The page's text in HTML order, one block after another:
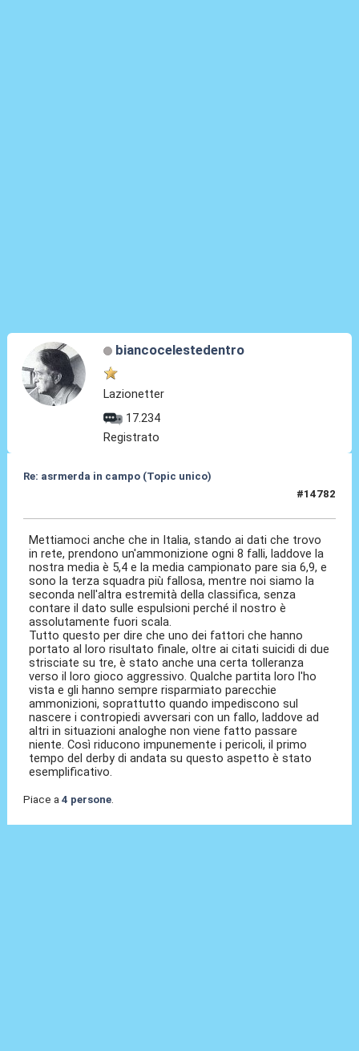
biancocelestedentro
Lazionetter
17.234
Registrato
Re: asrmerda in campo (Topic unico)
#14782
Mettiamoci anche che in Italia, stando ai dati che trovo
in rete, prendono un'ammonizione ogni 8 falli, laddove la
nostra media è 5,4 e la media campionato pare sia 6,9, e
sono la terza squadra più fallosa, mentre noi siamo la
seconda nell'altra estremità della classifica, senza
contare il dato sulle espulsioni perché il nostro è
assolutamente fuori scala.
Tutto questo per dire che uno dei fattori che hanno
portato al loro risultato finale, oltre ai citati suicidi di due
strisciate su tre, è stato anche una certa tolleranza
verso il loro gioco aggressivo. Qualche partita loro l'ho
vista e gli hanno sempre risparmiato parecchie
ammonizioni, soprattutto quando impediscono sul
nascere i contropiedi avversari con un fallo, laddove ad
altri in situazioni analoghe non viene fatto passare
niente. Così riducono impunemente i pericoli, il primo
tempo del derby di andata su questo aspetto è stato
esemplificativo.
Piace a 4 persone.